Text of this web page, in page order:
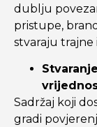
dublju
pristupe,
stvaraju trajne
Sadržaj koji
gradi